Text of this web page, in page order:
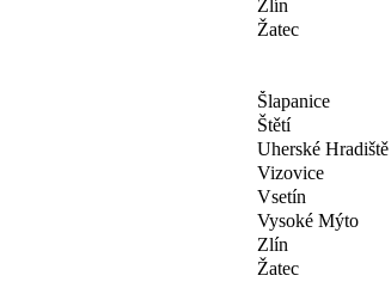
Zlín
Žatec
Šlapanice
Štětí
Uherské Hradiště
Vizovice
Vsetín
Vysoké Mýto
Zlín
Žatec